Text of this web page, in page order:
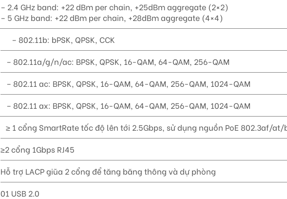
– 2.4 GHz band: +22 dBm per chain, +25dBm aggregate (2×2)
– 5 GHz band: +22 dBm per chain, +28dBm aggregate (4×4)
– 802.11b: bPSK, QPSK, CCK
– 802.11a/g/n/ac: BPSK, QPSK, 16-QAM, 64-QAM, 256-QAM
– 802.11 ac: BPSK, QPSK, 16-QAM, 64-QAM, 256-QAM, 1024-QAM
– 802.11 ax: BPSK, QPSK, 16-QAM, 64-QAM, 256-QAM, 1024-QAM
≥ 1 cổng SmartRate tốc độ lên tới 2.5Gbps, sử dụng nguồn PoE 802.3af/
≥2 cổng 1Gbps RJ45
Hỗ trợ LACP giũa 2 cổng để tăng băng thông và dự phòng
01 USB 2.0